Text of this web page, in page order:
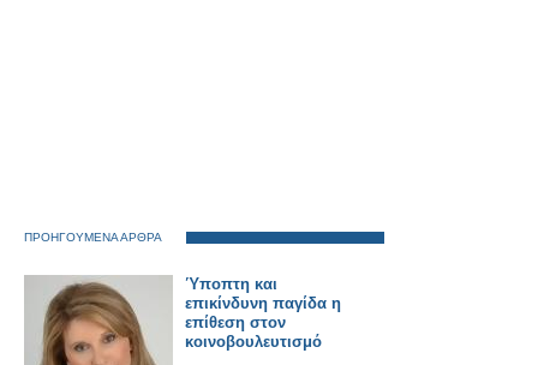
ΠΡΟΗΓΟΥΜΕΝΑ ΑΡΘΡΑ
Ύποπτη και
επικίνδυνη παγίδα η
επίθεση στον
κοινοβουλευτισμό